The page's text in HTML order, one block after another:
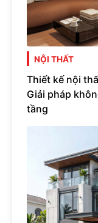
NỘI THẤT
Thiết kế nội
Giải pháp
tầng